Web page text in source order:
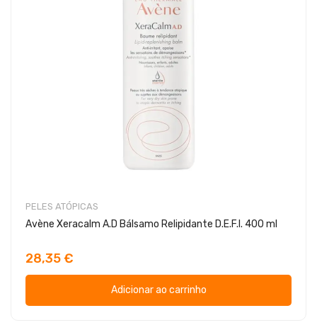
PELES ATÓPICAS
Avène Xeracalm A.D Bálsamo Relipidante D.E.F.I. 400 ml
28,35 €
Adicionar ao carrinho